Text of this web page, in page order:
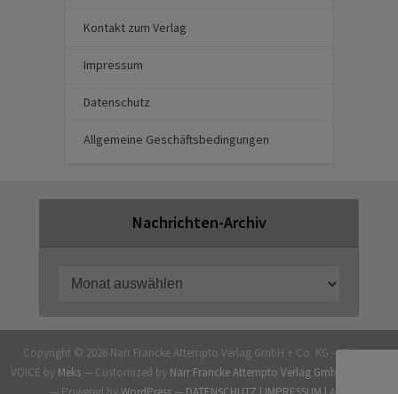
Kontakt zum Verlag
Impressum
Datenschutz
Allgemeine Geschäftsbedingungen
Nachrichten-Archiv
Copyright © 2026 Narr Francke Attempto Verlag GmbH + Co. KG — Theme
VOICE by Meks— Customized by Narr Francke Attempto Verlag GmbH + Co. KG